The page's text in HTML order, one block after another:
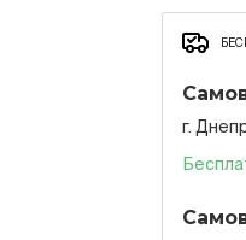
г.